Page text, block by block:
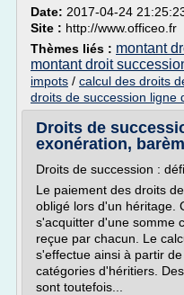
Date: 2017-04-24
Site : http://www.officeo.fr
Thèmes liés : montant
montant droit
impots / calcul des droits
droits de succession ligne
Droits de
exonération,
Droits de succession :
Le paiement des droits
obligé lors d'un héritage.
s'acquitter d'une somme
reçue par chacun. Le
s'effectue ainsi à partir
catégories d'héritiers.
sont toutefois...